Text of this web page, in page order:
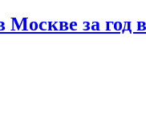
за год